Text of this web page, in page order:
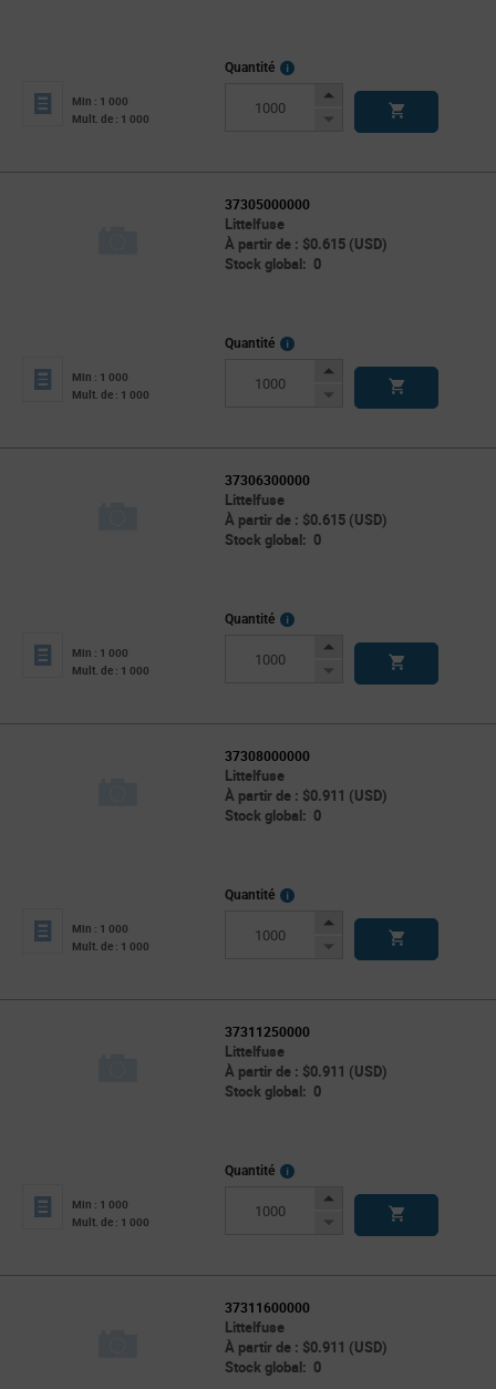
Min : 1 000
Mult. de : 1 000
Quantité
More
Increase
Decrease
37305000000
Littelfuse
À partir de : $0.615 (USD)
Stock global: 0
Min : 1 000
Mult. de : 1 000
Quantité
More
Increase
Decrease
37306300000
Littelfuse
À partir de : $0.615 (USD)
Stock global: 0
Min : 1 000
Mult. de : 1 000
Quantité
More
Increase
Decrease
37308000000
Littelfuse
À partir de : $0.911 (USD)
Stock global: 0
Min : 1 000
Mult. de : 1 000
Quantité
More
Increase
Decrease
37311250000
Littelfuse
À partir de : $0.911 (USD)
Stock global: 0
Min : 1 000
Mult. de : 1 000
Quantité
More
Increase
Decrease
37311600000
Littelfuse
À partir de : $0.911 (USD)
Stock global: 0